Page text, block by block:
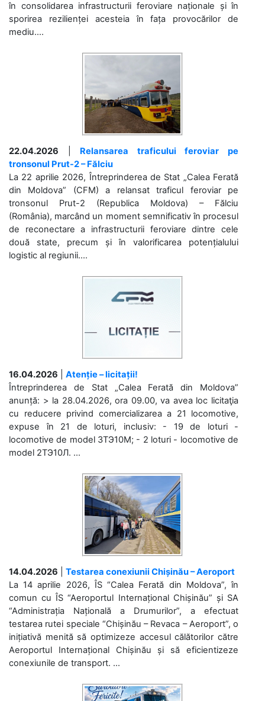
în consolidarea infrastructurii feroviare naționale și în
sporirea rezilienței acesteia în fața provocărilor de
mediu....
22.04.2026
Relansarea traficului feroviar pe
tronsonul Prut-2 – Fălciu
La 22 aprilie 2026, Întreprinderea de Stat „Calea Ferată
din Moldova” (CFM) a relansat traficul feroviar pe
tronsonul Prut-2 (Republica Moldova) – Fălciu
(România), marcând un moment semnificativ în procesul
de reconectare a infrastructurii feroviare dintre cele
două state, precum și în valorificarea potențialului
logistic al regiunii....
16.04.2026
Atenție – licitații!
Întreprinderea de Stat „Calea Ferată din Moldova”
anunță: > la 28.04.2026, ora 09.00, va avea loc licitaţia
cu reducere privind comercializarea a 21 locomotive,
expuse în 21 de loturi, inclusiv: - 19 de loturi -
locomotive de model 3ТЭ10М; - 2 loturi - locomotive de
model 2ТЭ10Л. ...
14.04.2026
Testarea conexiunii Chișinău – Aeroport
La 14 aprilie 2026, ÎS “Calea Ferată din Moldova”, în
comun cu ÎS “Aeroportul Internațional Chișinău” și SA
“Administrația Națională a Drumurilor”, a efectuat
testarea rutei speciale “Chișinău – Revaca – Aeroport”, o
inițiativă menită să optimizeze accesul călătorilor către
Aeroportul Internațional Chișinău și să eficientizeze
conexiunile de transport. ...